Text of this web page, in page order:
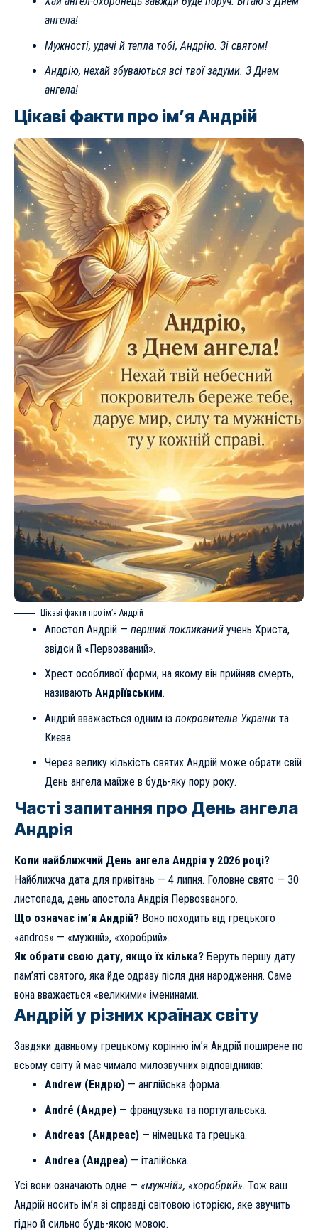
ангела!
Мужності, удачі й тепла тобі, Андрію. Зі святом!
Андрію, нехай збуваються всі твої задуми. З Днем
ангела!
Цікаві факти про ім’я Андрій
Цікаві факти про ім’я Андрій
Апостол Андрій — перший покликанийучень Христа,
звідси й «Первозваний».
Хрест особливої форми, на якому він прийняв смерть,
називають Андріївським.
Андрій вважається одним із покровителів Українита
Києва.
Через велику кількість святих Андрій може обрати свій
День ангела майже в будь-яку пору року.
Часті запитання про День ангела
Андрія
Коли найближчий День ангела Андрія у 2026 році?
Найближча дата для привітань — 4 липня. Головне свято — 30
листопада, день апостола Андрія Первозваного.
Що означає ім’я Андрій? Воно походить від грецького
«andros» — «мужній», «хоробрий».
Як обрати свою дату, якщо їх кілька? Беруть першу дату
пам’яті святого, яка йде одразу після дня народження. Саме
вона вважається «великими» іменинами.
Андрій у різних країнах світу
Завдяки давньому грецькому корінню ім’я Андрій поширене по
всьому світу й має чимало милозвучних відповідників:
Andrew (Ендрю)— англійська форма.
André (Андре)— французька та португальська.
Andreas (Андреас)— німецька та грецька.
Andrea (Андреа)— італійська.
Усі вони означають одне — «мужній», «хоробрий». Тож ваш
Андрій носить ім’я зі справді світовою історією, яке звучить
гідно й сильно будь-якою мовою.